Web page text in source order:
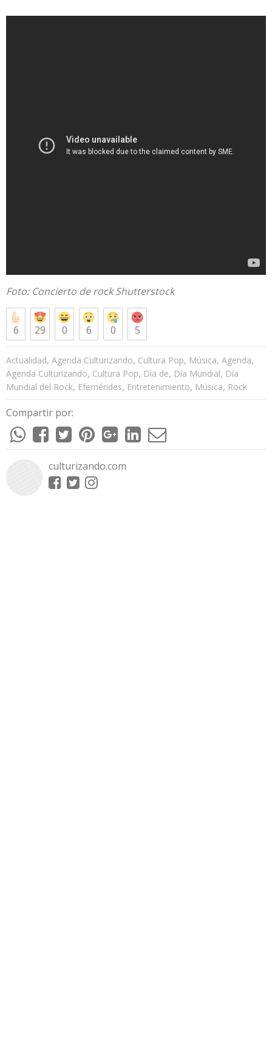
Foto: Concierto de rockShutterstock
6 29 0 6 0 5
Actualidad, Agenda Culturizando, Cultura Pop, Música, Agenda,
Agenda Culturizando, Cultura Pop, Día de, Día Mundial, Día
Mundial del Rock, Efemérides, Entretenimiento, Música, Rock
Compartir por:
culturizando.com